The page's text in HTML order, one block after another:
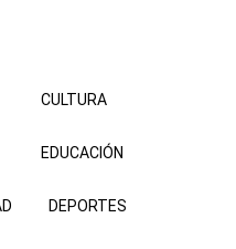
CULTURA
EDUCACIÓN
DEPORTES